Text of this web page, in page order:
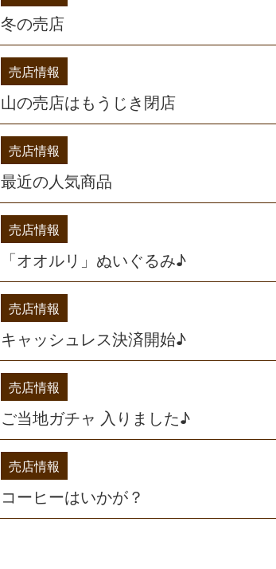
冬の売店
売店情報
山の売店はもうじき閉店
売店情報
最近の人気商品
売店情報
「オオルリ」ぬいぐるみ♪
売店情報
キャッシュレス決済開始♪
売店情報
ご当地ガチャ 入りました♪
売店情報
コーヒーはいかが？